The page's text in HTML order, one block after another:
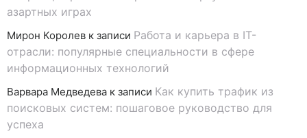
азартных играх
Мирон Королев к записи Работа и карьера в IT-
отрасли: популярные специальности в сфере
информационных технологий
Варвара Медведева к записи Как купить трафик из
поисковых систем: пошаговое руководство для
успеха